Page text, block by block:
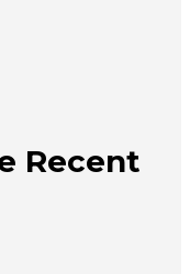
Recent